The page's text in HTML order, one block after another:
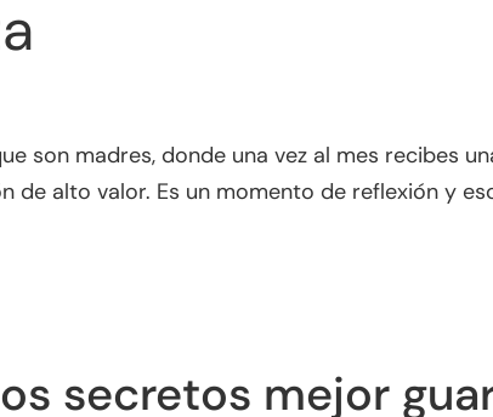
son madres, donde una vez al mes recibes
de alto valor. Es un momento de reflexión y
secretos mejor